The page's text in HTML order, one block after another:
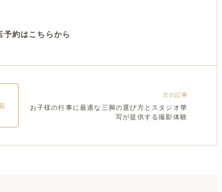
約はこちらから
次の記事
お子様の行事に最適な三脚の選び方とスタジオ華
写が提供する撮影体験